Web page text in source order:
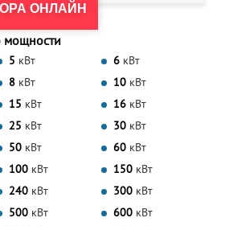
мощности
5 кВт 6 кВт
8 кВт 10 кВт
15 кВт 16 кВт
25 кВт 30 кВт
50 кВт 60 кВт
100 кВт 150 кВт
240 кВт 300 кВт
500 кВт 600 кВт
ОНЛАЙН